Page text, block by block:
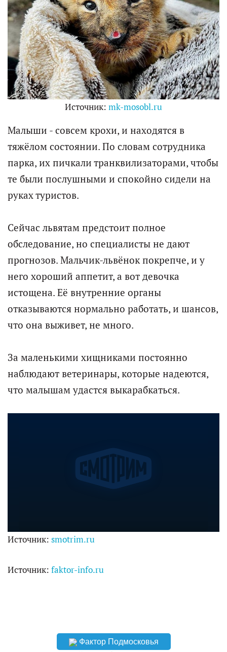
Источник: mk-mosobl.ru
Малыши - совсем крохи, и находятся в
тяжёлом состоянии. По словам сотрудника
парка, их пичкали транквилизаторами, чтобы
те были послушными и спокойно сидели на
руках туристов.
Сейчас львятам предстоит полное
обследование, но специалисты не дают
прогнозов. Мальчик-львёнок покрепче, и у
него хороший аппетит, а вот девочка
истощена. Её внутренние органы
отказываются нормально работать, и шансов,
что она выживет, не много.
За маленькими хищниками постоянно
наблюдают ветеринары, которые надеются,
что малышам удастся выкарабкаться.
Источник: smotrim.ru
Источник: faktor-info.ru
Фактор Подмосковья